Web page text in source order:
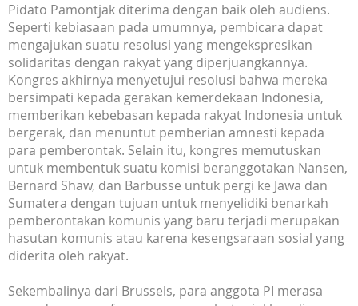
Pidato Pamontjak diterima dengan baik oleh audiens.
Seperti kebiasaan pada umumnya, pembicara dapat
mengajukan suatu resolusi yang mengekspresikan
solidaritas dengan rakyat yang diperjuangkannya.
Kongres akhirnya menyetujui resolusi bahwa mereka
bersimpati kepada gerakan kemerdekaan Indonesia,
memberikan kebebasan kepada rakyat Indonesia untuk
bergerak, dan menuntut pemberian amnesti kepada
para pemberontak. Selain itu, kongres memutuskan
untuk membentuk suatu komisi beranggotakan Nansen,
Bernard Shaw, dan Barbusse untuk pergi ke Jawa dan
Sumatera dengan tujuan untuk menyelidiki benarkah
pemberontakan komunis yang baru terjadi merupakan
hasutan komunis atau karena kesengsaraan sosial yang
diderita oleh rakyat.
Sekembalinya dari Brussels, para anggota PI merasa